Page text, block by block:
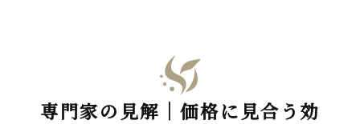
専門家の見解｜価格に見合う効